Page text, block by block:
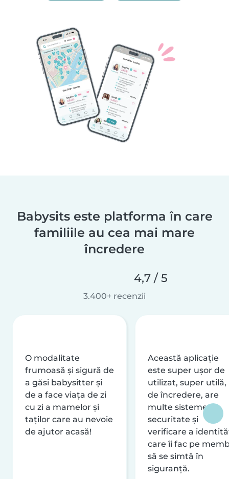
Babysits este platforma în care
familiile au cea mai mare
încredere
4,7 / 5
3.400+ recenzii
O modalitate
frumoasă și sigură de
a găsi babysitter și
de a face viața de zi
cu zi a mamelor și
taților care au nevoie
de ajutor acasă!
Această aplicație
este super ușor de
utilizat, super utilă,
de încredere, are
multe sisteme de
securitate și
verificare a
care îi fac pe
să se simtă în
siguranță.